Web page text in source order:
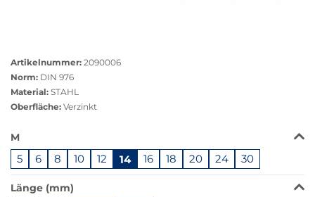
anzeigen
Artikelnummer: 2090006
Norm: DIN 976
Material: STAHL
Oberfläche: Verzinkt
Das
ist
in
dieser
M
5 6 8 10 12 14 16 18 20 24 30
Länge (mm)